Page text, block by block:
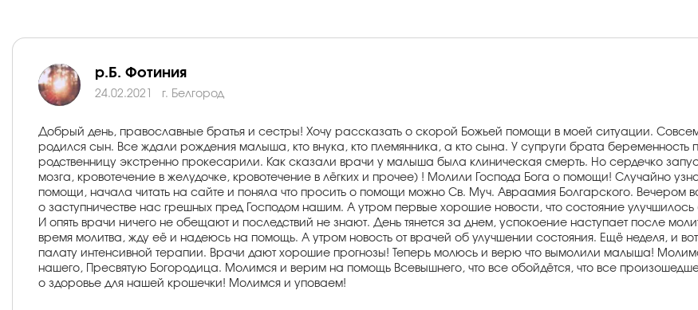
р.Б. Фотиния
24.02.2021 г. Белгород
Добрый день, православные братья и сестры! Хочу рассказать о скорой Божьей помощи в моей ситуации.
родился сын. Все ждали рождения малыша, кто внука, кто племянника, а кто сына. У супруги брата
родственницу экстренно прокесарили. Как сказали врачи у малыша была клиническая смерть. Но сердечко
мозга, кровотечение в желудочке, кровотечение в лёгких и прочее) ! Молили Господа Бога о помощи! Случайно
помощи, начала читать на сайте и поняла что просить о помощи можно Св. Муч. Авраамия Болгарского. Вечером
о заступничестве нас грешных пред Господом нашим. А утром первые хорошие новости, что состояние
И опять врачи ничего не обещают и последствий не знают. День тянется за днем, успокоение наступает после
время молитва, жду её и надеюсь на помощь. А утром новость от врачей об улучшении состояния. Ещё неделя, и
палату интенсивной терапии. Врачи дают хорошие прогнозы! Теперь молюсь и верю что вымолили малыша!
нашего, Пресвятую Богородица. Молимся и верим на помощь Всевышнего, что все обойдётся, что все
о здоровье для нашей крошечки! Молимся и уповаем!